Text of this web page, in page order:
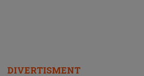
DIVERTISMENT